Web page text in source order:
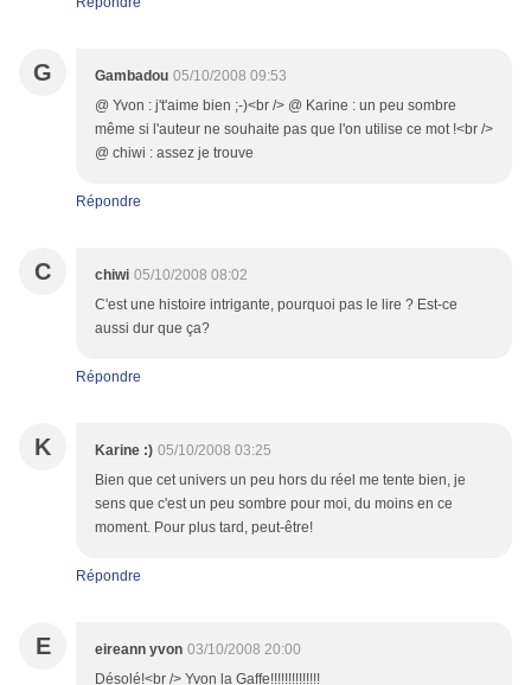
G Gambadou 05/10/2008 09:53
@ Yvon : j't'aime bien ;-)<br /> @ Karine : un peu sombre
même si l'auteur ne souhaite pas que l'on utilise ce mot !<br />
@ chiwi : assez je trouve
Répondre
C chiwi 05/10/2008 08:02
C'est une histoire intrigante, pourquoi pas le lire ? Est-ce
aussi dur que ça?
Répondre
K Karine :) 05/10/2008 03:25
Bien que cet univers un peu hors du réel me tente bien, je
sens que c'est un peu sombre pour moi, du moins en ce
moment. Pour plus tard, peut-être!
Répondre
E eireann yvon 03/10/2008 20:00
Désolé!<br /> Yvon la Gaffe!!!!!!!!!!!!!!